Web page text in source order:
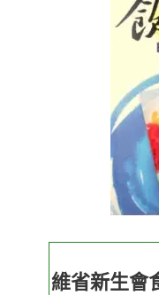
維省新生會